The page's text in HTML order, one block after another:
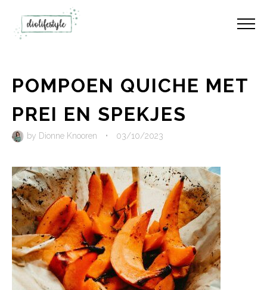
POMPOEN QUICHE MET
PREI EN SPEKJES
by Dionne Knooren • 03/10/2023